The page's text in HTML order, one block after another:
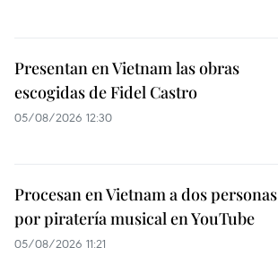
Presentan en Vietnam las obras
escogidas de Fidel Castro
05/08/2026 12:30
Procesan en Vietnam a dos personas
por piratería musical en YouTube
05/08/2026 11:21